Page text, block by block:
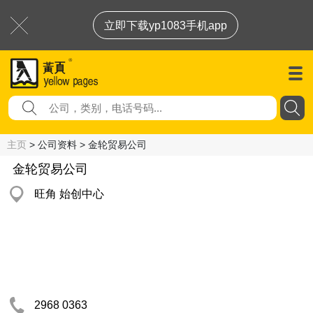
立即下载yp1083手机app
主页 > 公司资料 > 金轮贸易公司
金轮贸易公司
旺角 始创中心
2968 0363